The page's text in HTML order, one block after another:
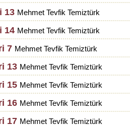
13 Mehmet Tevfik Temiztürk
14 Mehmet Tevfik Temiztürk
7 Mehmet Tevfik Temiztürk
13 Mehmet Tevfik Temiztürk
15 Mehmet Tevfik Temiztürk
16 Mehmet Tevfik Temiztürk
17 Mehmet Tevfik Temiztürk